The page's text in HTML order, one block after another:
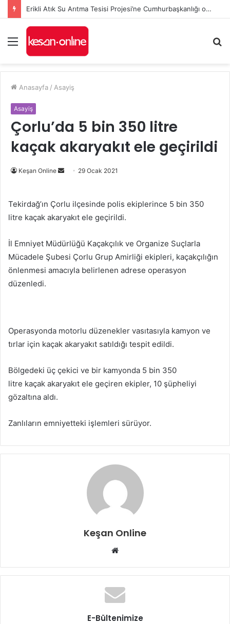
Erikli Atık Su Arıtma Tesisi Projesi’ne Cumhurbaşkanlığı onayı
Menü
...
Anasayfa / Asayiş
Asayiş
Çorlu’da 5 bin 350 litre
kaçak akaryakıt ele geçirildi
Keşan Online
Bir
göndermek
29 Ocak 2021
Tekirdağ’ın Çorlu ilçesinde polis ekiplerince 5 bin 350
litre kaçak akaryakıt ele geçirildi.
İl Emniyet Müdürlüğü Kaçakçılık ve Organize Suçlarla
Mücadele Şubesi Çorlu Grup Amirliği ekipleri, kaçakçılığın
önlenmesi amacıyla belirlenen adrese operasyon
düzenledi.
Operasyonda motorlu düzenekler vasıtasıyla kamyon ve
tırlar için kaçak akaryakıt satıldığı tespit edildi.
Bölgedeki üç çekici ve bir kamyonda 5 bin 350
litre kaçak akaryakıt ele geçiren ekipler, 10 şüpheliyi
gözaltına aldı.
Zanlıların emniyetteki işlemleri sürüyor.
Keşan Online
Web
E-Bültenimize